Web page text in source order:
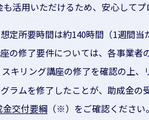
活用いただけるため、 安心してプ
定所要時間は約140時間（1週間当
の修了要件については、各事業者
キリング講座の修了を確認の上、
ラムを修了したことが、助成金の
金交付要綱 （※）をご確認ください。